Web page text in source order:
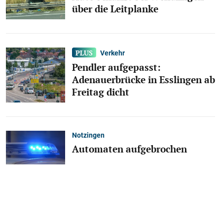
über die Leitplanke
Verkehr
Pendler aufgepasst:
Adenauerbrücke in Esslingen ab
Freitag dicht
Notzingen
Automaten aufgebrochen